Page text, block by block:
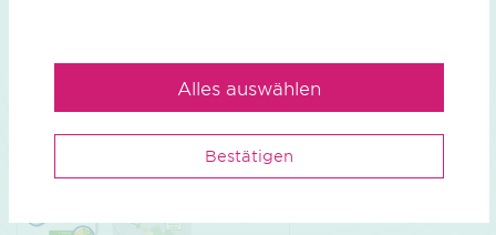
Bestätigen
Alles auswählen